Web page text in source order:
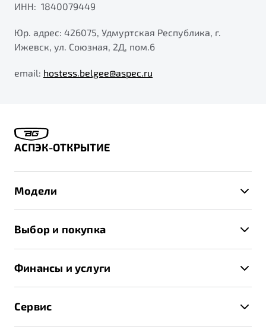
ИНН: 1840079449
Юр. адрес: 426075, Удмуртская Республика, г.
Ижевск, ул. Союзная, 2Д, пом.6
email: hostess.belgee@aspec.ru
АСПЭК-ОТКРЫТИЕ
Модели
X70
Выбор и покупка
Спецпредложения и Акции
Записаться на тест-драйв
Получить предложение
Финансы и услуги
Трейд-ин
Сервис